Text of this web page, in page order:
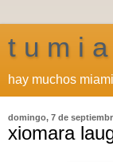
t u m i
hay muchos
domingo, 7 de
xiomara